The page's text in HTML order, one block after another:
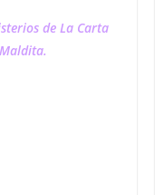
de La Carta